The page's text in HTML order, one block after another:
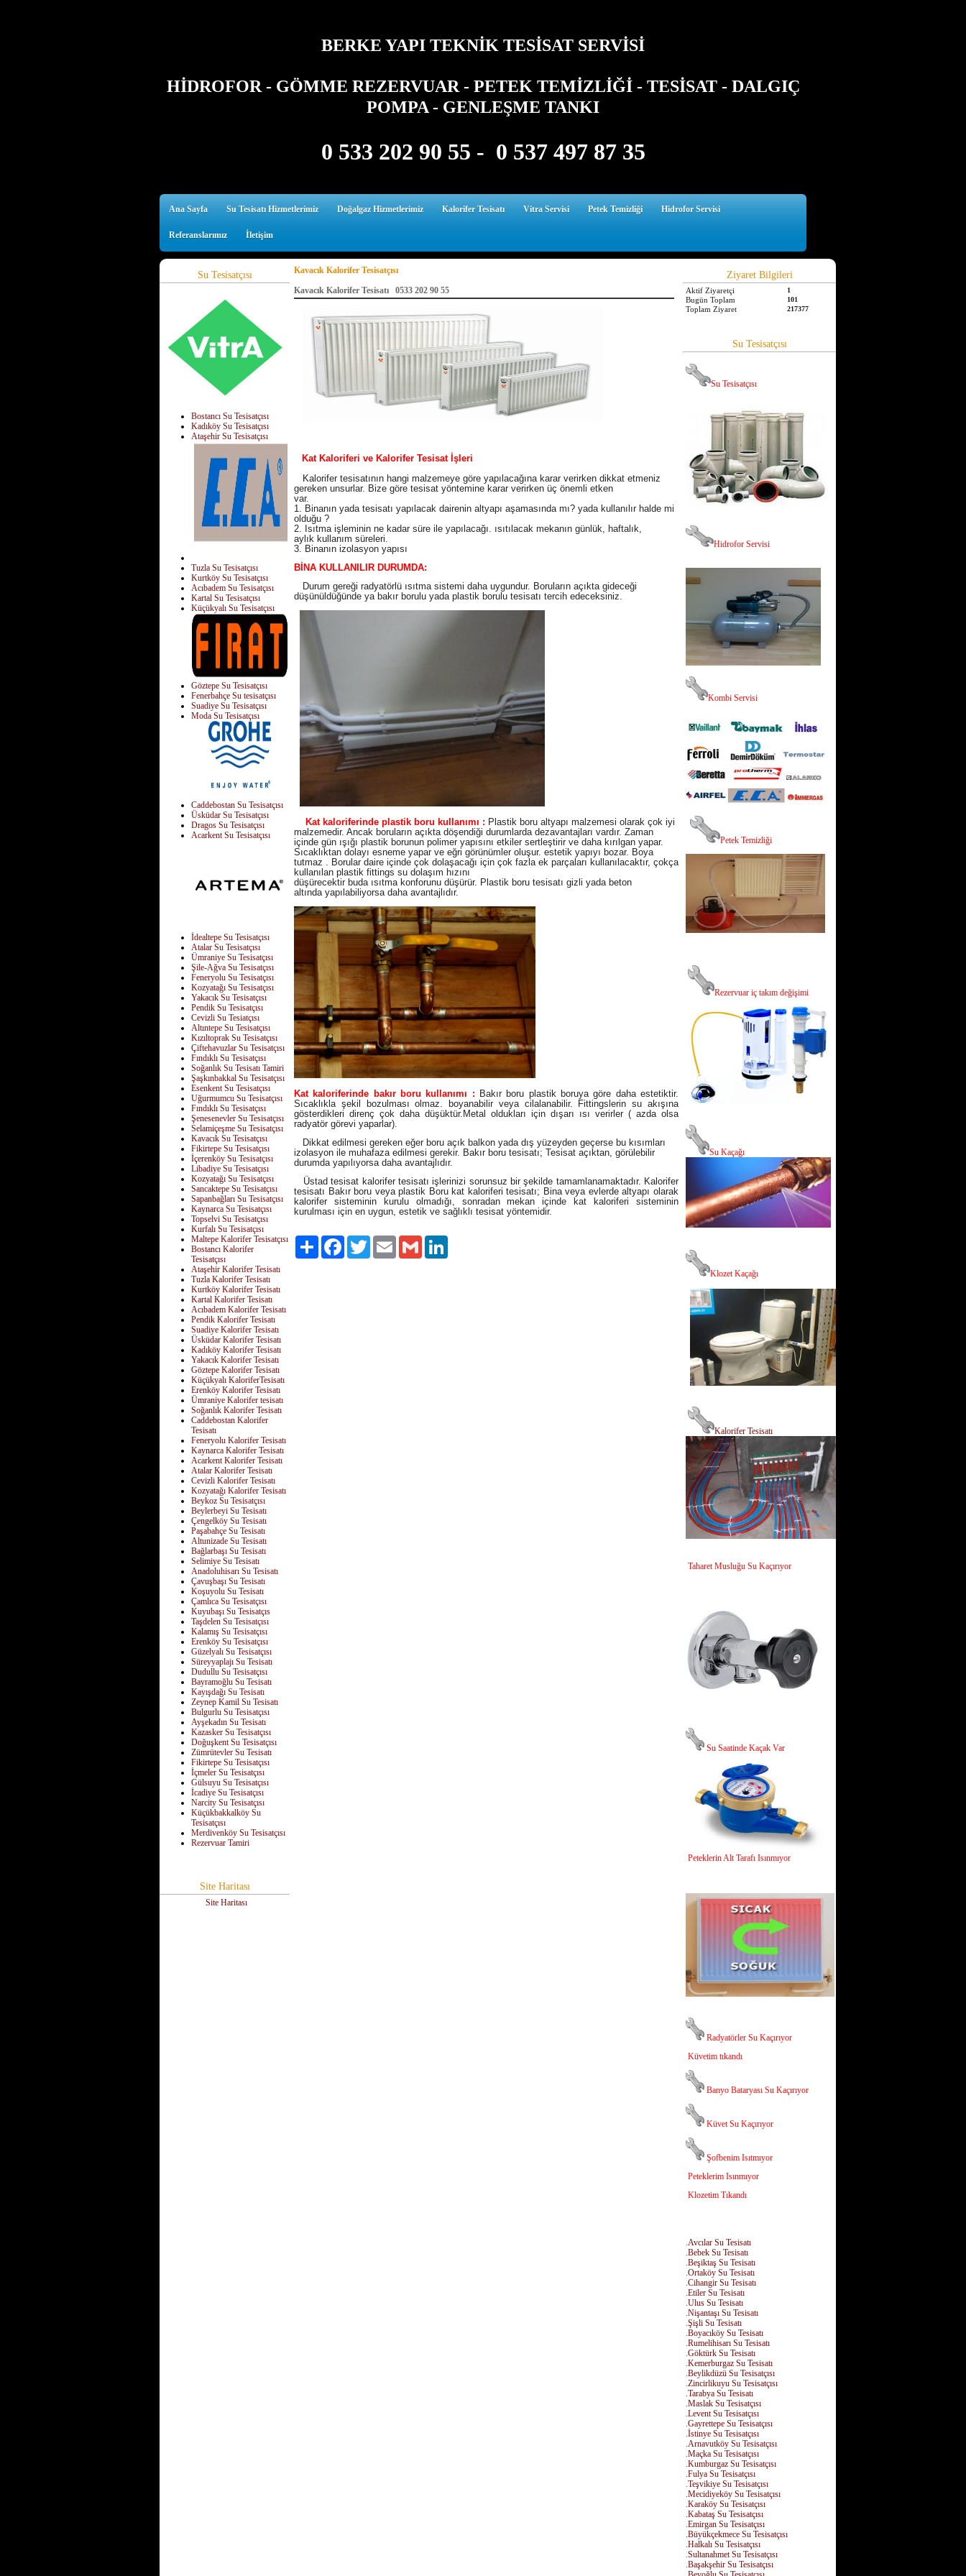
BERKE YAPI TEKNİK TESİSAT SERVİSİ
HİDROFOR - GÖMME REZERVUAR - PETEK TEMİZLİĞİ - TESİSAT - DALGIÇ
POMPA - GENLEŞME TANKI
0 533 202 90 55 - 0 537 497 87 35
Ana Sayfa Su Tesisatı Hizmetlerimiz Doğalgaz Hizmetlerimiz Kalorifer Tesisatı Vitra Servisi Petek Temizliği Hidrofor Servisi
Referanslarımız İletişim
Su Tesisatçısı
Bostancı Su Tesisatçısı
Kadıköy Su Tesisatçısı
Ataşehir Su Tesisatçısı
Tuzla Su Tesisatçısı
Kurtköy Su Tesisatçısı
Acıbadem Su Tesisatçısı
Kartal Su Tesisatçısı
Küçükyalı Su Tesisatçısı
Göztepe Su Tesisatçısı
Fenerbahçe Su tesisatçısı
Suadiye Su Tesisatçısı
Moda Su Tesisatçısı
Caddebostan Su Tesisatçısı
Üsküdar Su Tesisatçısı
Dragos Su Tesisatçısı
Acarkent Su Tesisatçısı
İdealtepe Su Tesisatçısı
Atalar Su Tesisatçısı
Ümraniye Su Tesisatçısı
Şile-Ağva Su Tesisatçısı
Feneryolu Su Tesisatçısı
Kozyatağı Su Tesisatçısı
Yakacık Su Tesisatçısı
Pendik Su Tesisatçısı
Cevizli Su Tesiatçısı
Altıntepe Su Tesisatçısı
Kızıltoprak Su Tesisatçısı
Çiftehavuzlar Su Tesisatçısı
Fındıklı Su Tesisatçısı
Soğanlık Su Tesisatı Tamiri
Şaşkınbakkal Su Tesisatçısı
Esenkent Su Tesisatçısı
Uğurmumcu Su Tesisatçısı
Fındıklı Su Tesisatçısı
Şenesenevler Su Tesisatçısı
Selamiçeşme Su Tesisatçısı
Kavacık Su Tesisatçısı
Fikirtepe Su Tesisatçısı
İçerenköy Su Tesisatçısı
Libadiye Su Tesisatçısı
Kozyatağı Su Tesisatçısı
Sancaktepe Su Tesisatçısı
Sapanbağları Su Tesisatçısı
Kaynarca Su Tesisatçısı
Topselvi Su Tesisatçısı
Kurfalı Su Tesisatçısı
Maltepe Kalorifer Tesisatçısı
Bostancı Kalorifer
Tesisatçısı
Ataşehir Kalorifer Tesisatı
Tuzla Kalorifer Tesisatı
Kurtköy Kalorifer Tesisatı
Kartal Kalorifer Tesisatı
Acıbadem Kalorifer Tesisatı
Pendik Kalorifer Tesisatı
Suadiye Kalorifer Tesisatı
Üsküdar Kalorifer Tesisatı
Kadıköy Kalorifer Tesisatı
Yakacık Kalorifer Tesisatı
Göztepe Kalorifer Tesisatı
Küçükyalı KaloriferTesisatı
Erenköy Kalorifer Tesisatı
Ümraniye Kalorifer tesisatı
Soğanlık Kalorifer Tesisatı
Caddebostan Kalorifer
Tesisatı
Feneryolu Kalorifer Tesisatı
Kaynarca Kalorifer Tesisatı
Acarkent Kalorifer Tesisatı
Atalar Kalorifer Tesisatı
Cevizli Kalorifer Tesisatı
Kozyatağı Kalorifer Tesisatı
Beykoz Su Tesisatçısı
Beylerbeyi Su Tesisatı
Çengelköy Su Tesisatı
Paşabahçe Su Tesisatı
Altunizade Su Tesisatı
Bağlarbaşı Su Tesisatı
Selimiye Su Tesisatı
Anadoluhisarı Su Tesisatı
Çavuşbaşı Su Tesisatı
Koşuyolu Su Tesisatı
Çamlıca Su Tesisatçısı
Kuyubaşı Su Tesisatçıs
Taşdelen Su Tesisatçısı
Kalamış Su Tesisatçısı
Erenköy Su Tesisatçısı
Güzelyalı Su Tesisatçısı
Süreyyaplajı Su Tesisatı
Dudullu Su Tesisatçısı
Bayramoğlu Su Tesisatı
Kayışdağı Su Tesisatı
Zeynep Kamil Su Tesisatı
Bulgurlu Su Tesisatçısı
Ayşekadın Su Tesisatı
Kazasker Su Tesisatçısı
Doğuşkent Su Tesisatçısı
Zümrütevler Su Tesisatı
Fikirtepe Su Tesisatçısı
İçmeler Su Tesisatçısı
Gülsuyu Su Tesisatçısı
İcadiye Su Tesisatçısı
Narcity Su Tesisatçısı
Küçükbakkalköy Su
Tesisatçısı
Merdivenköy Su Tesisatçısı
Rezervuar Tamiri
Site Haritası
Site Haritası
Kavacık Kalorifer Tesisatçısı
Kavacık Kalorifer Tesisatı 0533 202 90 55
Kat Kaloriferi ve Kalorifer Tesisat İşleri
Kalorifer tesisatının hangi malzemeye göre yapılacağına karar verirken dikkat etmeniz
gereken unsurlar. Bize göre tesisat yöntemine karar verirken üç önemli etken
var.
1. Binanın yada tesisatı yapılacak dairenin altyapı aşamasında mı? yada kullanılır halde mi
olduğu ?
2. Isıtma işleminin ne kadar süre ile yapılacağı. ısıtılacak mekanın günlük, haftalık,
aylık kullanım süreleri.
3. Binanın izolasyon yapısı
BİNA KULLANILIR DURUMDA:
Durum gereği radyatörlü ısıtma sistemi daha uygundur. Boruların açıkta gideceği
düşünüldüğünde ya bakır borulu yada plastik borulu tesisatı tercih edeceksiniz.
Kat kaloriferinde plastik boru kullanımı : Plastik boru altyapı malzemesi olarak çok iyi
malzemedir. Ancak boruların açıkta döşendiği durumlarda dezavantajları vardır. Zaman
içinde gün ışığı plastik borunun polimer yapısını etkiler sertleştirir ve daha kırılgan yapar.
Sıcaklıktan dolayı esneme yapar ve eğri görünümler oluşur. estetik yapıyı bozar. Boya
tutmaz . Borular daire içinde çok dolaşacağı için çok fazla ek parçaları kullanılacaktır, çokça
kullanılan plastik fittings su dolaşım hızını
düşürecektir buda ısıtma konforunu düşürür. Plastik boru tesisatı gizli yada beton
altında yapılabiliyorsa daha avantajlıdır.
Kat kaloriferinde bakır boru kullanımı : Bakır boru plastik boruya göre daha estetiktir.
Sıcaklıkla şekil bozulması olmaz. boyanabilir veya cilalanabilir. Fittingslerin su akışına
gösterdikleri direnç çok daha düşüktür.Metal oldukları için dışarı ısı verirler ( azda olsa
radyatör görevi yaparlar).
Dikkat edilmesi gereken eğer boru açık balkon yada dış yüzeyden geçerse bu kısımları
izolasyon ile muhafaza edilmesi gerekir. Bakır boru tesisatı; Tesisat açıktan, görülebilir
durumda yapılıyorsa daha avantajlıdır.
Üstad tesisat kalorifer tesisatı işlerinizi sorunsuz bir şekilde tamamlanamaktadır. Kalorifer
tesisatı Bakır boru veya plastik Boru kat kaloriferi tesisatı; Bina veya evlerde altyapı olarak
kalorifer sisteminin kurulu olmadığı, sonradan mekan içinde kat kaloriferi sisteminin
kurulması için en uygun, estetik ve sağlıklı tesisat yöntemidir.
Paylaş FacebookTwitter Email Gmail
Ziyaret Bilgileri
Aktif Ziyaretçi 1
Bugün Toplam 101
Toplam Ziyaret 217377
Su Tesisatçısı
Su Tesisatçısı
Hidrofor Servisi
Kombi Servisi
Petek Temizliği
Rezervuar iç takım değişimi
Su Kaçağı
Klozet Kaçağı
Kalorifer Tesisatı
Taharet Musluğu Su Kaçırıyor
Su Saatinde Kaçak Var
Peteklerin Alt Tarafı Isınmıyor
Radyatörler Su Kaçırıyor
Küvetim tıkandı
Banyo Bataryası Su Kaçırıyor
Küvet Su Kaçırıyor
Şofbenim Isıtmıyor
Peteklerim Isınmıyor
Klozetim Tıkandı
.Avcılar Su Tesisatı
.Bebek Su Tesisatı
.Beşiktaş Su Tesisatı
.Ortaköy Su Tesisatı
.Cihangir Su Tesisatı
.Etiler Su Tesisatı
.Ulus Su Tesisatı
.Nişantaşı Su Tesisatı
.Şişli Su Tesisatı
.Boyacıköy Su Tesisatı
.Rumelihisarı Su Tesisatı
.Göktürk Su Tesisatı
.Kemerburgaz Su Tesisatı
.Beylikdüzü Su Tesisatçısı
.Zincirlikuyu Su Tesisatçısı
.Tarabya Su Tesisatı
.Maslak Su Tesisatçısı
.Levent Su Tesisatçısı
.Gayrettepe Su Tesisatçısı
.İstinye Su Tesisatçısı
.Arnavutköy Su Tesisatçısı
.Maçka Su Tesisatçısı
.Kumburgaz Su Tesisatçısı
.Fulya Su Tesisatçısı
.Teşvikiye Su Tesisatçısı
.Mecidiyeköy Su Tesisatçısı
.Karaköy Su Tesisatçısı
.Kabataş Su Tesisatçısı
.Emirgan Su Tesisatçısı
.Büyükçekmece Su Tesisatçısı
.Halkalı Su Tesisatçısı
.Sultanahmet Su Tesisatçısı
.Başakşehir Su Tesisatçısı